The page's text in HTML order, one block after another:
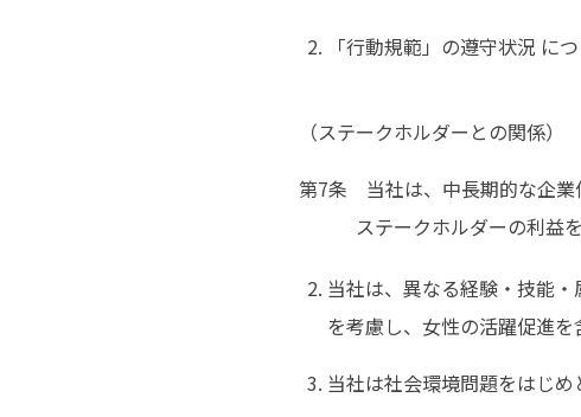
「行動規範」の遵守状況 に
（ステークホルダーとの関係）
第7条 当社は、中長期的な企業
ステークホルダーの利益
当社は、異なる経験・技能
を考慮し、女性の活躍促進を
当社は社会環境問題をはじ